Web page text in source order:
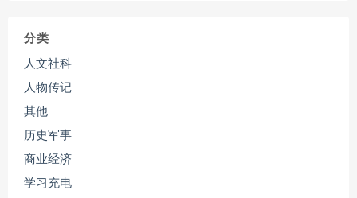
分类
人文社科
人物传记
其他
历史军事
商业经济
学习充电